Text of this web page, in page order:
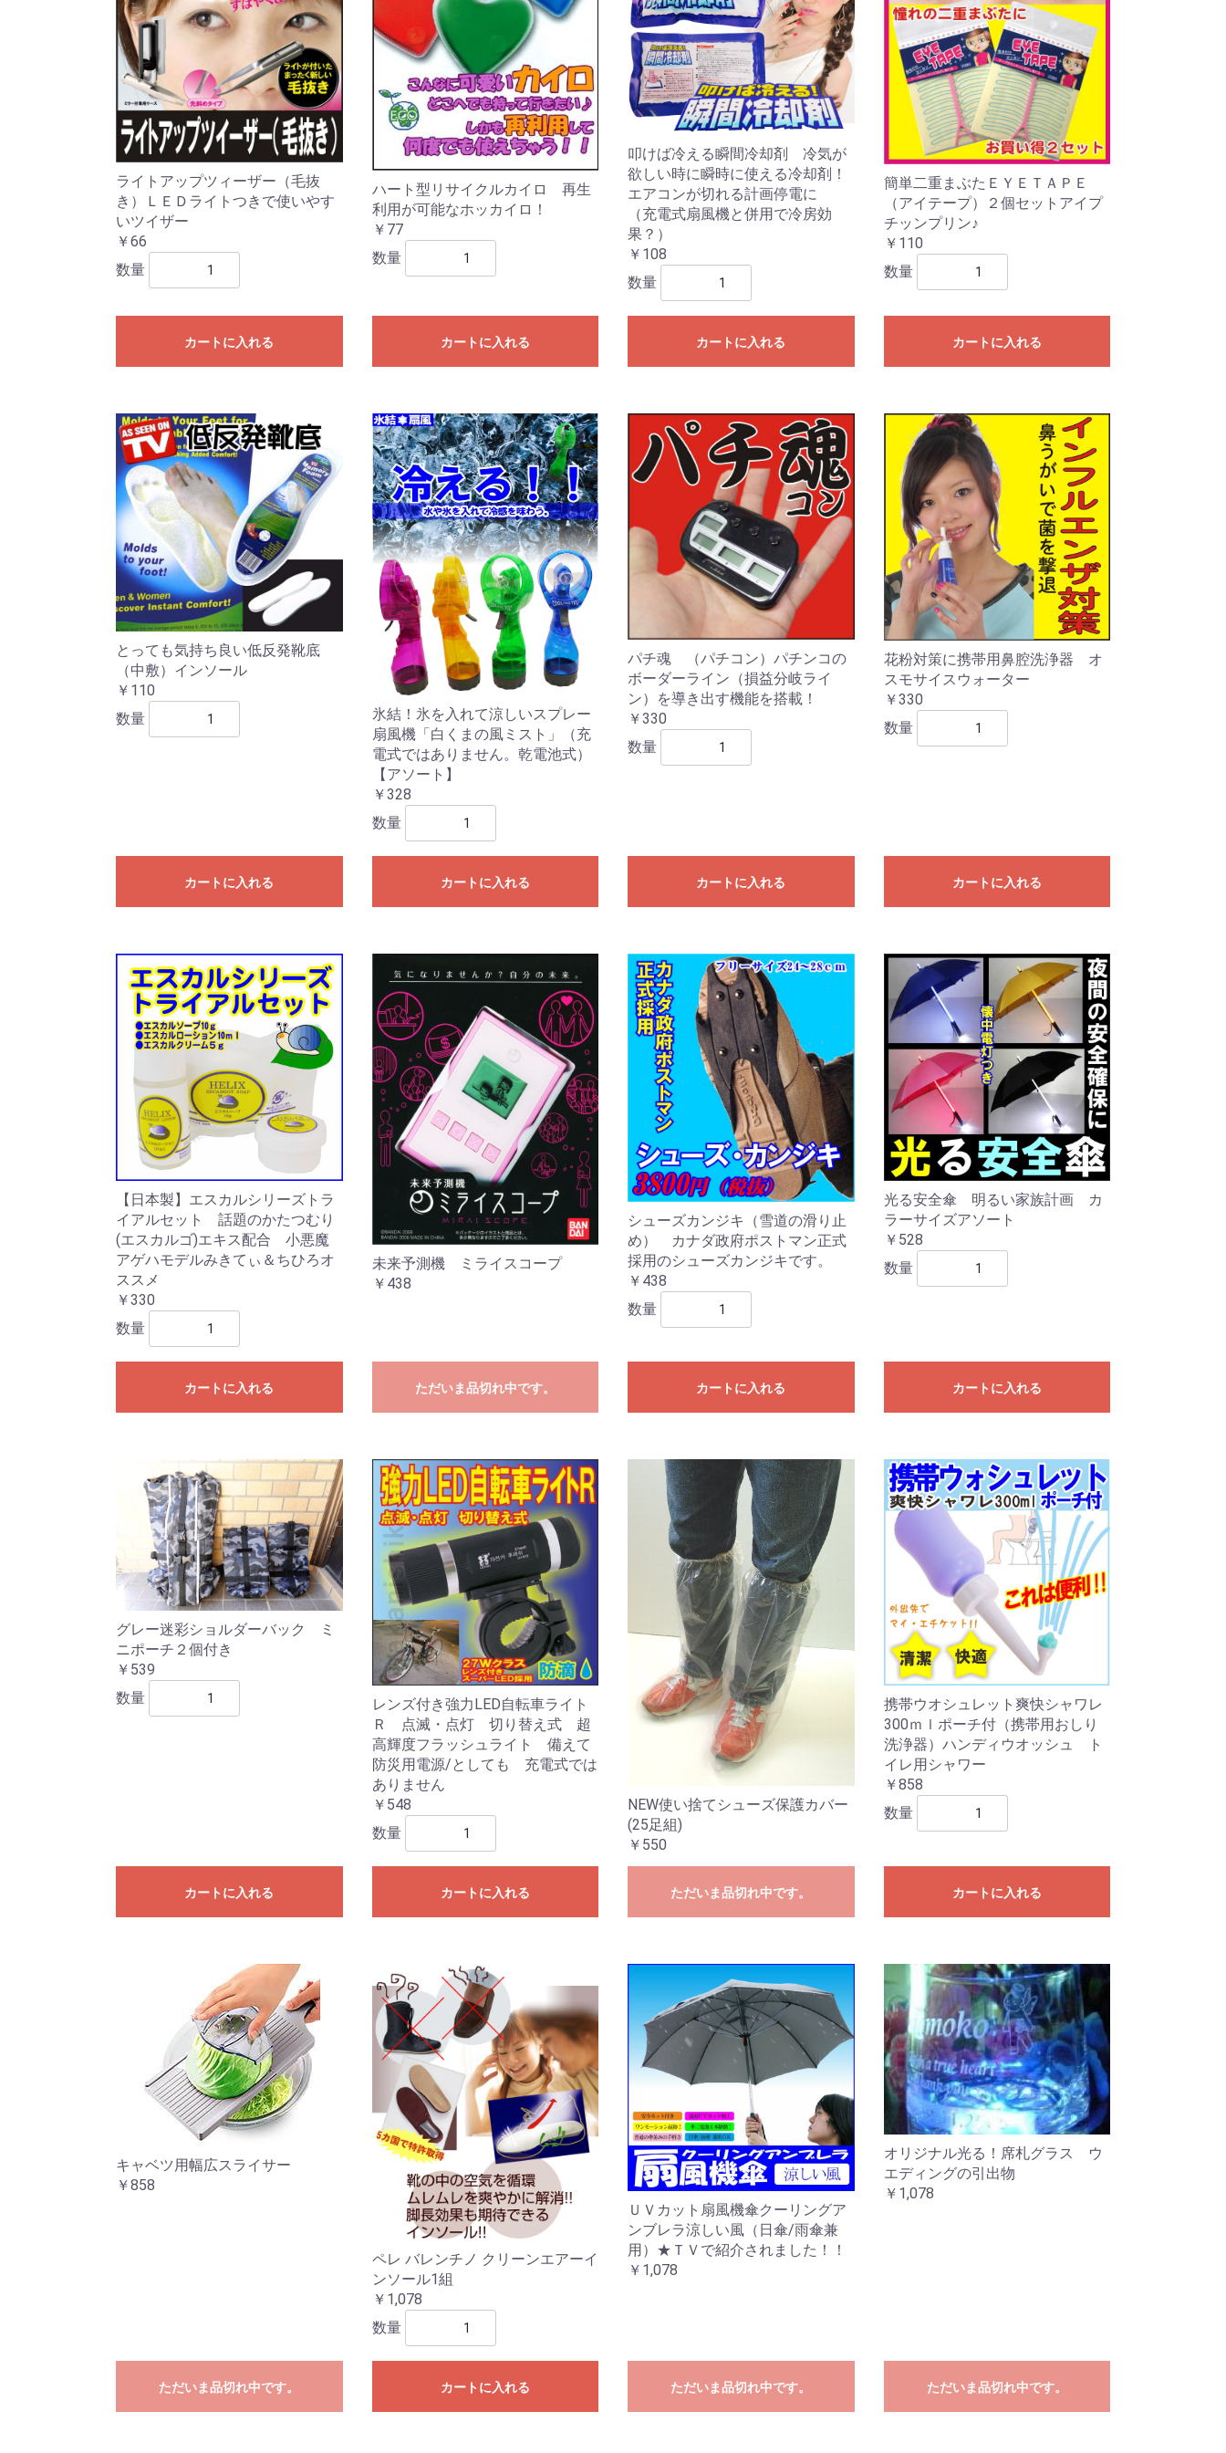
ライトアップツィーザー（毛抜
き）ＬＥＤライトつきで使いやす
いツイザー
￥66
数量
カートに入れる
ハート型リサイクルカイロ 再生
利用が可能なホッカイロ！
￥77
数量
カートに入れる
叩けば冷える瞬間冷却剤 冷気が
欲しい時に瞬時に使える冷却剤！
エアコンが切れる計画停電に
（充電式扇風機と併用で冷房効
果？）
￥108
数量
カートに入れる
簡単二重まぶたＥＹＥＴＡＰＥ
（アイテープ）２個セットアイプ
チッンプリン♪
￥110
数量
カートに入れる
とっても気持ち良い低反発靴底
（中敷）インソール
￥110
数量
カートに入れる
氷結！氷を入れて涼しいスプレー
扇風機「白くまの風ミスト」（充
電式ではありません。乾電池式）
【アソート】
￥328
数量
カートに入れる
パチ魂 （パチコン）パチンコの
ボーダーライン（損益分岐ライ
ン）を導き出す機能を搭載！
￥330
数量
カートに入れる
花粉対策に携帯用鼻腔洗浄器 オ
スモサイスウォーター
￥330
数量
カートに入れる
【日本製】エスカルシリーズトラ
イアルセット 話題のかたつむり
(エスカルゴ)エキス配合 小悪魔
アゲハモデルみきてぃ＆ちひろオ
ススメ
￥330
数量
カートに入れる
未来予測機 ミライスコープ
￥438
ただいま品切れ中です。
シューズカンジキ（雪道の滑り止
め） カナダ政府ポストマン正式
採用のシューズカンジキです。
￥438
数量
カートに入れる
光る安全傘 明るい家族計画 カ
ラーサイズアソート
￥528
数量
カートに入れる
グレー迷彩ショルダーバック ミ
ニポーチ２個付き
￥539
数量
カートに入れる
レンズ付き強力LED自転車ライト
Ｒ 点滅・点灯 切り替え式 超
高輝度フラッシュライト 備えて
防災用電源/としても 充電式では
ありません
￥548
数量
カートに入れる
NEW使い捨てシューズ保護カバー
(25足組)
￥550
ただいま品切れ中です。
携帯ウオシュレット爽快シャワレ
300ｍｌポーチ付（携帯用おしり
洗浄器）ハンディウオッシュ ト
イレ用シャワー
￥858
数量
カートに入れる
キャベツ用幅広スライサー
￥858
ただいま品切れ中です。
ペレ バレンチノ クリーンエアーイ
ンソール1組
￥1,078
数量
カートに入れる
ＵＶカット扇風機傘クーリングア
ンブレラ涼しい風（日傘/雨傘兼
用）★ＴＶで紹介されました！！
￥1,078
ただいま品切れ中です。
オリジナル光る！席札グラス ウ
エディングの引出物
￥1,078
ただいま品切れ中です。